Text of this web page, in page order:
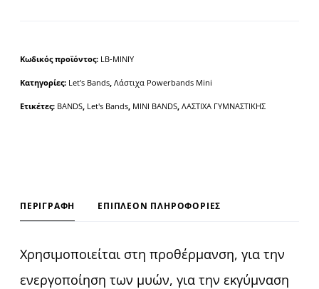
n
a
Κωδικός προϊόντος: LB-MINIY
Κατηγορίες: Let's Bands Λάστιχα Powerbands Mini
Ετικέτες: BANDS Let's Bands MINI BANDS ΛΑΣΤΙΧΑ ΓΥΜΝΑΣΤΙΚΗΣ
ΠΕΡΙΓΡΑΦΉ ΕΠΙΠΛΈΟΝ ΠΛΗΡΟΦΟΡΊΕΣ
Χρησιμοποιείται στη προθέρμανση, για την
ενεργοποίηση των μυών, για την εκγύμναση